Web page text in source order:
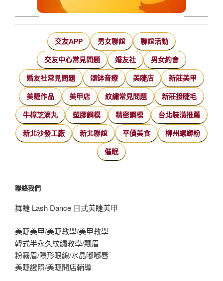
交友APP 男女聯誼 聯誼活動
交友中心常見問題 婚友社 男女約會
婚友社常見問題 頌缽音療 美睫店 新莊美甲
美睫作品 美甲店 紋繡常見問題 新莊接睫毛
牛樟芝滴丸 塑膠鋼模 精密鋼模 台北裝潢推薦
新北沙發工廠 新北聯誼 平價美食 柳州螺螄粉
催眠
聯絡我們
舞睫 Lash Dance 日式美睫美甲
美睫美甲/美睫教學/美甲教學
韓式半永久紋繡教學/飄眉
粉霧眉/隱形眼線/水晶嘟嘟唇
美睫證照/美睫開店輔導